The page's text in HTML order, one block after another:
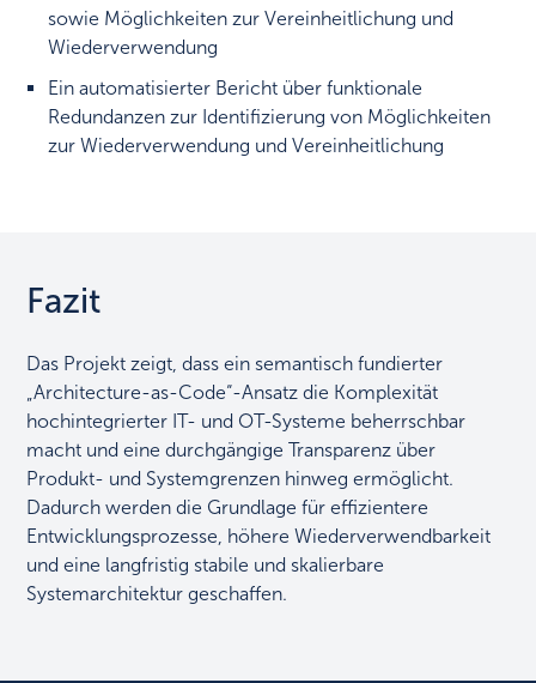
sowie Möglichkeiten zur Vereinheitlichung und
Wiederverwendung
Ein automatisierter Bericht über funktionale
Redundanzen zur Identifizierung von Möglichkeiten
zur Wiederverwendung und Vereinheitlichung
Fazit
Das Projekt zeigt, dass ein semantisch fundierter
„Architecture-as-Code“-Ansatz die Komplexität
hochintegrierter IT- und OT-Systeme beherrschbar
macht und eine durchgängige Transparenz über
Produkt- und Systemgrenzen hinweg ermöglicht.
Dadurch werden die Grundlage für effizientere
Entwicklungsprozesse, höhere Wiederverwendbarkeit
und eine langfristig stabile und skalierbare
Systemarchitektur geschaffen.